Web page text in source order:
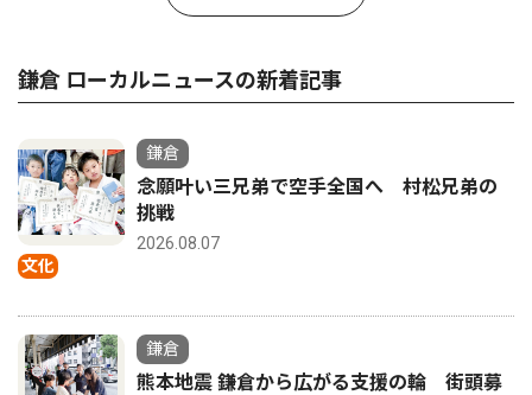
鎌倉 ローカルニュースの新着記事
文化
鎌倉
念願叶い三兄弟で空手全国へ 村松兄弟の
挑戦
2026.08.07
鎌倉
熊本地震 鎌倉から広がる支援の輪 街頭募